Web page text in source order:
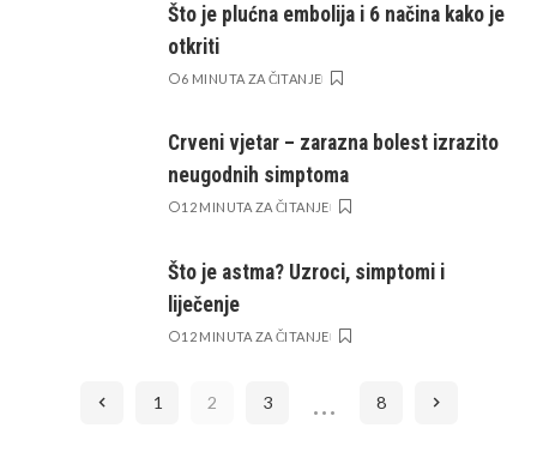
Što je plućna embolija i 6 načina kako je
otkriti
6 MINUTA ZA ČITANJE
Crveni vjetar – zarazna bolest izrazito
neugodnih simptoma
12 MINUTA ZA ČITANJE
Što je astma? Uzroci, simptomi i
liječenje
12 MINUTA ZA ČITANJE
1 2 3 … 8